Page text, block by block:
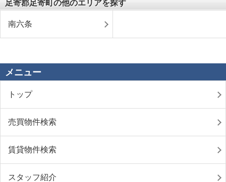
足寄郡足寄町の他のエリアを探す
南六条
メニュー
トップ
売買物件検索
賃貸物件検索
スタッフ紹介